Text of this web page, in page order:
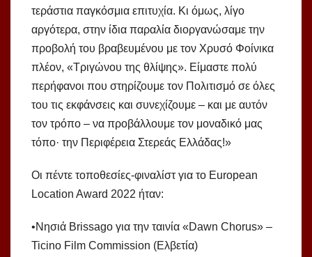
τεράστια παγκόσμια επιτυχία. Κι όμως, λίγο
αργότερα, στην ίδια παραλία διοργανώσαμε την
προβολή του βραβευμένου με τον Χρυσό Φοίνικα
πλέον, «Τριγώνου της θλίψης». Είμαστε πολύ
περήφανοι που στηρίζουμε τον Πολιτισμό σε όλες
του τις εκφάνσεις και συνεχίζουμε – και με αυτόν
τον τρόπο – να προβάλλουμε τον μοναδικό μας
τόπο· την Περιφέρεια Στερεάς Ελλάδας!»
Οι πέντε τοποθεσίες-φιναλίστ για το European
Location Award 2022 ήταν:
•Νησιά Brissago για την ταινία «Dawn Chorus» –
Ticino Film Commission (Ελβετία)